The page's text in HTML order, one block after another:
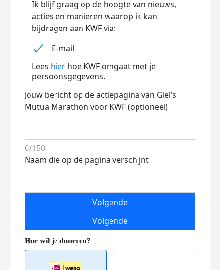
Ik blijf graag op de hoogte van nieuws,
acties en manieren waarop ik kan
bijdragen aan KWF via:
E-mail
Lees hier hoe KWF omgaat met je
persoonsgegevens.
Jouw bericht op de actiepagina van Giel’s
Mutua Marathon voor KWF (optioneel)
0/150
Naam die op de pagina verschijnt
Volgende
Volgende